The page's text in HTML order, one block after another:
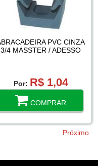
PVC CINZA
3/4 MASSTER / ADESSO
Por: R$ 1,04
COMPRAR
Próximo